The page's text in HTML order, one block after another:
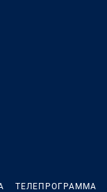
ТЕЛЕПРОГРАММА